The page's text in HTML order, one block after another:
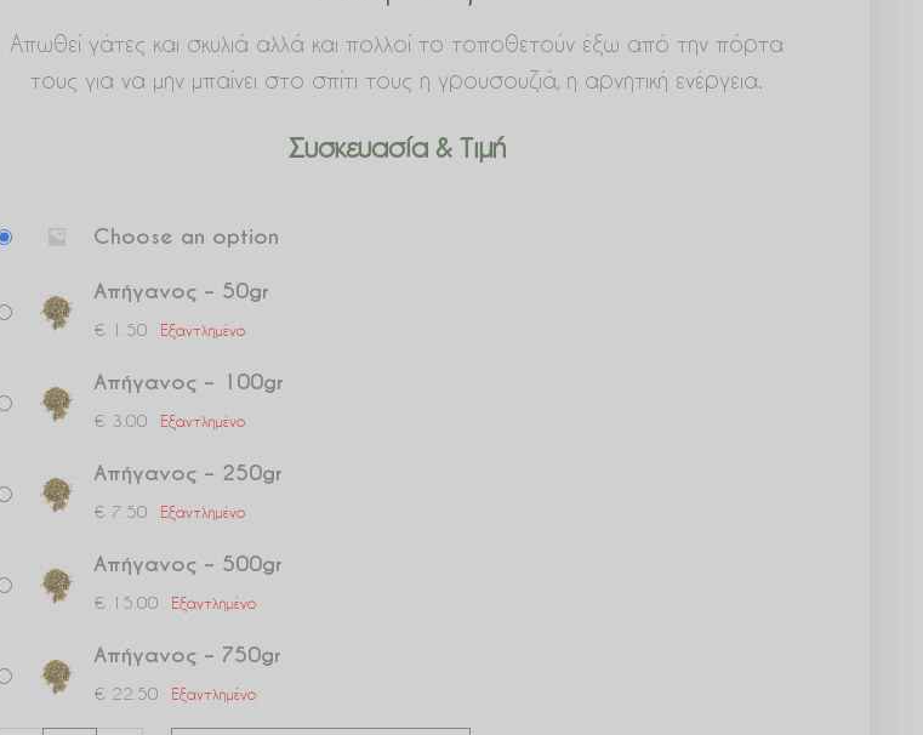
Απωθεί γάτες και σκυλιά αλλά και πολλοί το τοποθετούν έξω από την πόρτα
τους για να μην μπαίνει στο σπίτι τους η γρουσουζιά, η αρνητική ενέργεια.
Συσκευασία & Τιμή
Choose an option
Απήγανος – 50gr
€ 1.50 Εξαντλημένο
Απήγανος – 100gr
€ 3.00 Εξαντλημένο
Απήγανος – 250gr
€ 7.50 Εξαντλημένο
Απήγανος – 500gr
€ 15.00 Εξαντλημένο
Απήγανος – 750gr
€ 22.50 Εξαντλημένο
ποσότητα